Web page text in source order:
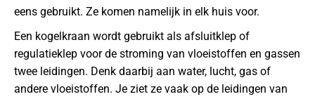
eens gebruikt. Ze komen namelijk in elk huis voor.
Een kogelkraan wordt gebruikt als afsluitklep of
regulatieklep voor de stroming van vloeistoffen en gassen
twee leidingen. Denk daarbij aan water, lucht, gas of
andere vloeistoffen. Je ziet ze vaak op de leidingen van